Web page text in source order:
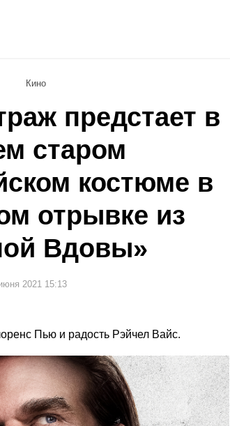
Кино
предстает в
старом
костюме в
отрывке из
Вдовы»
2021 15:13
Пью и радость Рэйчел Вайс.